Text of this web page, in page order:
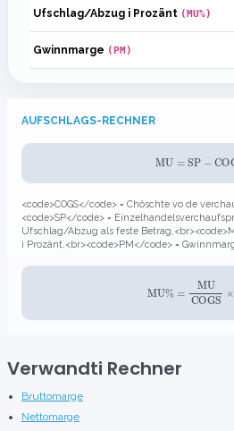
Ufschlag/Abzug i Prozänt (MU%)
Gwinnmarge (PM)
AUFSCHLAGS-RECHNER
MU=SP− COGS
<code>COGS</code> = Chöschte vo de
<code>SP</code> =
Ufschlag/Abzug als feste
i Prozänt,<br><code>PM</code> =
MUCOGS
Verwandti Rechner
Bruttomarge
Nettomarge